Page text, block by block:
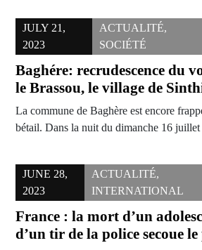
JULY 21,
2023
ACTUALITÉ,
SOCIÉTÉ
Baghére: recrudescence du
le Brassou, le village de
La commune de Baghère est encore
bétail. Dans la nuit du dimanche 16
JUNE 28,
2023
ACTUALITÉ,
INTERNATIONAL
France : la mort d’un
d’un tir de la police secoue le